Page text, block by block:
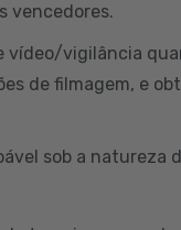
vencedores.
vídeo/vigilância
de filmagem, e
sob a natureza